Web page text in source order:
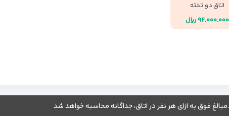
اتاق دو تخته
۹۲,۰۰۰,۰۰۰ ریال
.مبالغ فوق به ازای هر نفر در اتاق، جداگانه محاسبه خواهد شد